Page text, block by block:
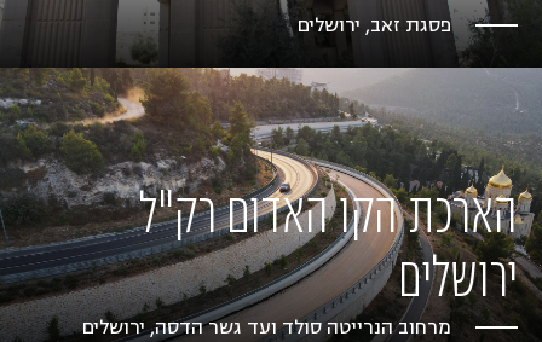
פסגת זאב, ירושלים
הארכת הקו האדום רק"ל
ירושלים
מרחוב הנרייטה סולד ועד גשר הדסה, ירושלים